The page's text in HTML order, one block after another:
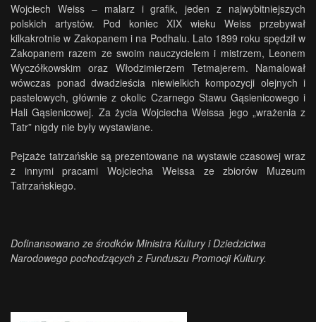
Wojciech Weiss – malarz i grafik, jeden z najwybitniejszych
polskich artystów. Pod koniec XIX wieku Weiss przebywał
kilkakrotnie w Zakopanem i na Podhalu. Lato 1899 roku spędził w
Zakopanem razem ze swoim nauczycielem i mistrzem, Leonem
Wyczółkowskim oraz Włodzimierzem Tetmajerem. Namalował
wówczas ponad dwadzieścia niewielkich kompozycji olejnych i
pastelowych, głównie z okolic Czarnego Stawu Gąsienicowego i
Hali Gąsienicowej. Za życia Wojciecha Weissa jego „wrażenia z
Tatr” nigdy nie były wystawiane.
Pejzaże tatrzańskie są prezentowane na wystawie czasowej wraz
z innymi pracami Wojciecha Weissa ze zbiorów Muzeum
Tatrzańskiego.
Dofinansowano ze środków Ministra Kultury i Dziedzictwa
Narodowego pochodzących z Funduszu Promocji Kultury.